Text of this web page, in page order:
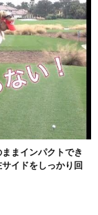
まインパクトでき
イドをしっかり回